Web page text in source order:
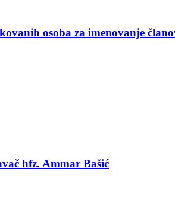
osoba za imenovanje
hfz. Ammar Bašić